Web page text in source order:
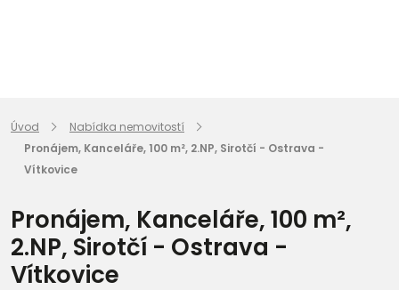
Úvod
Nabídka nemovitostí
Pronájem, Kanceláře, 100 m², 2.NP, Sirotčí - Ostrava -
Vítkovice
Pronájem, Kanceláře, 100 m²,
2.NP, Sirotčí - Ostrava -
Vítkovice